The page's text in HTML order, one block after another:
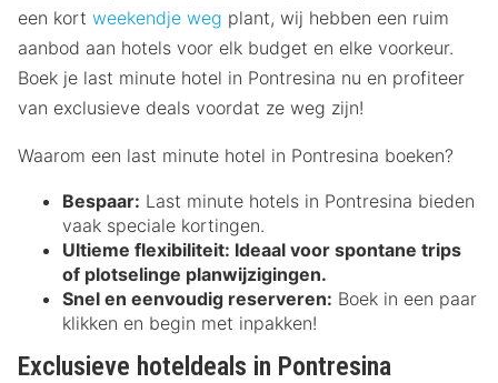
een kort weekendje weg plant, wij hebben een ruim
aanbod aan hotels voor elk budget en elke voorkeur.
Boek je last minute hotel in Pontresina nu en profiteer
van exclusieve deals voordat ze weg zijn!
Waarom een last minute hotel in Pontresina boeken?
Bespaar: Last minute hotels in Pontresina bieden
vaak speciale kortingen.
Ultieme flexibiliteit: Ideaal voor spontane trips
of plotselinge planwijzigingen.
Snel en eenvoudig reserveren: Boek in een paar
klikken en begin met inpakken!
Exclusieve hoteldeals in Pontresina